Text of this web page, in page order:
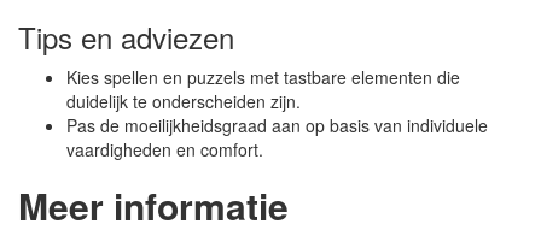
Tips en adviezen
Kies spellen en puzzels met tastbare elementen die
duidelijk te onderscheiden zijn.
Pas de moeilijkheidsgraad aan op basis van individuele
vaardigheden en comfort.
Meer informatie